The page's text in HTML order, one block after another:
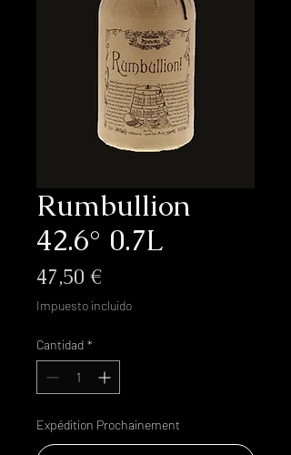
Rumbullion
42.6° 0.7L
47,50 €Precio
Impuesto incluido
Cantidad *
Expédition Prochainement